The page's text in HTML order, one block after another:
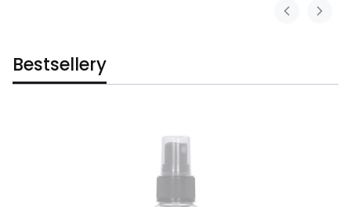
Bestsellery